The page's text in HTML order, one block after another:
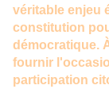
véritable enjeu
constitution
démocratique.
fournir
participation